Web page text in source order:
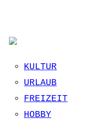
KULTUR
URLAUB
FREIZEIT
HOBBY